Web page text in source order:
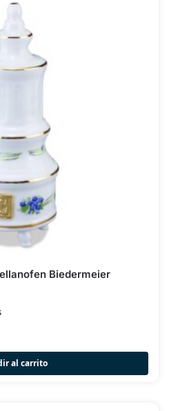
Biedermeier
al carrito